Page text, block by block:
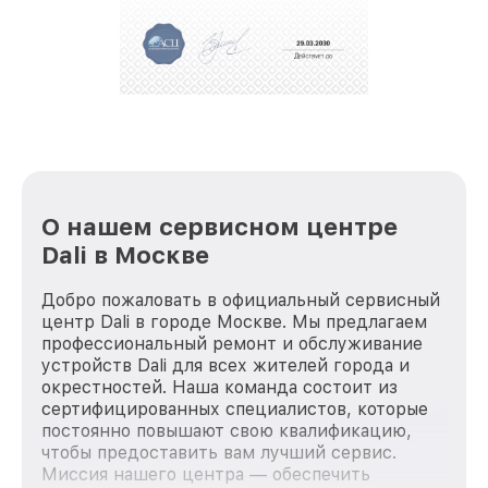
репутацию. Мы постоянно совершенствуемся и
стараемся каждый день делать наш сервис еще
О нашем сервисном центре
Dali в Москве
Добро пожаловать в официальный сервисный
центр Dali в городе Москве. Мы предлагаем
профессиональный ремонт и обслуживание
устройств Dali для всех жителей города и
окрестностей. Наша команда состоит из
сертифицированных специалистов, которые
постоянно повышают свою квалификацию,
чтобы предоставить вам лучший сервис.
Миссия нашего центра — обеспечить